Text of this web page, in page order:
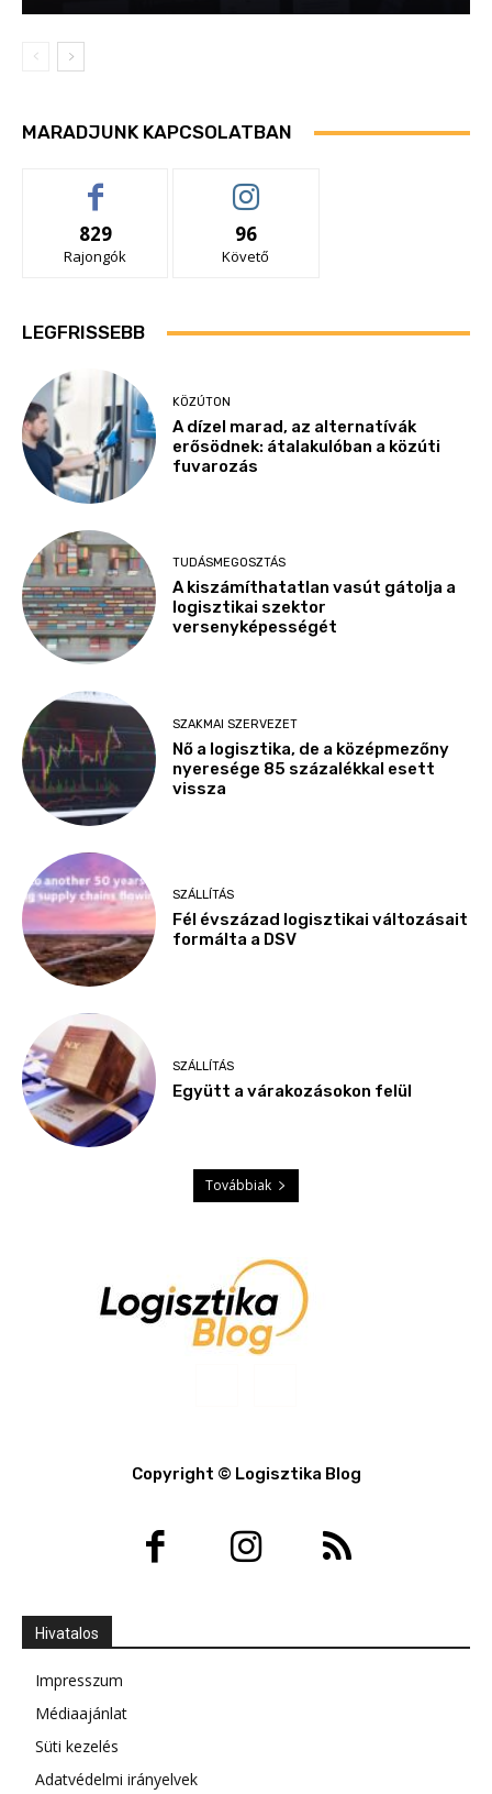
MARADJUNK KAPCSOLATBAN
829
Rajongók
96
Követő
LEGFRISSEBB
KÖZÚTON
A dízel marad, az alternatívák
erősödnek: átalakulóban a közúti
fuvarozás
TUDÁSMEGOSZTÁS
A kiszámíthatatlan vasút gátolja a
logisztikai szektor
versenyképességét
SZAKMAI SZERVEZET
Nő a logisztika, de a középmezőny
nyeresége 85 százalékkal esett
vissza
SZÁLLÍTÁS
Fél évszázad logisztikai változásait
formálta a DSV
SZÁLLÍTÁS
Együtt a várakozásokon felül
Továbbiak
Copyright © Logisztika Blog
Hivatalos
Impresszum
Médiaajánlat
Süti kezelés
Adatvédelmi irányelvek